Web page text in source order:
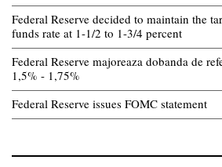
Federal Reserve decided to maintain the
funds rate at 1-1/2 to 1-3/4 percent
Federal Reserve majoreaza dobanda de
1,5% - 1,75%
Federal Reserve issues FOMC statement